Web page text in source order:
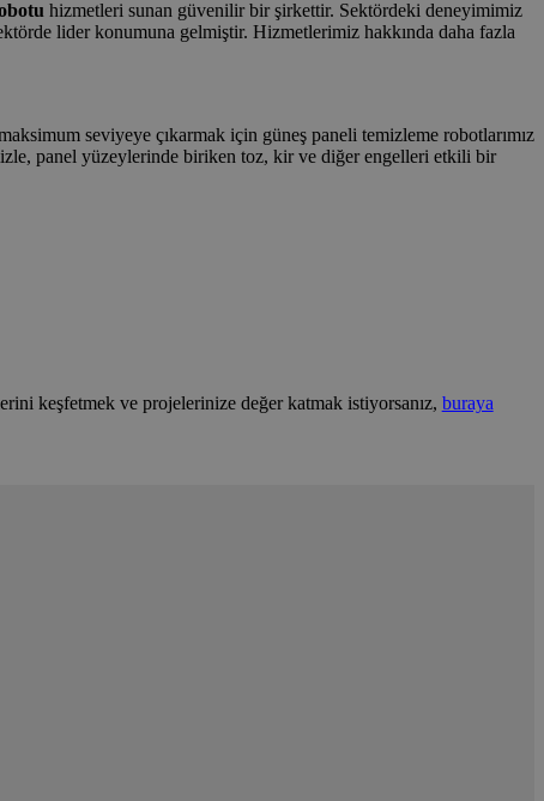
hizmetleri sunan güvenilir bir şirkettir. Sektördeki deneyimimiz
lider konumuna gelmiştir. Hizmetlerimiz hakkında daha fazla
seviyeye çıkarmak için güneş paneli temizleme robotlarımız
panel yüzeylerinde biriken toz, kir ve diğer engelleri etkili bir
keşfetmek ve projelerinize değer katmak istiyorsanız, buraya